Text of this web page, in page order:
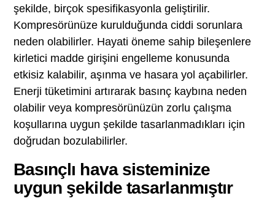
şekilde, birçok spesifikasyonla geliştirilir.
Kompresörünüze kurulduğunda ciddi sorunlara
neden olabilirler. Hayati öneme sahip bileşenlere
kirletici madde girişini engelleme konusunda
etkisiz kalabilir, aşınma ve hasara yol açabilirler.
Enerji tüketimini artırarak basınç kaybına neden
olabilir veya kompresörünüzün zorlu çalışma
koşullarına uygun şekilde tasarlanmadıkları için
doğrudan bozulabilirler.
Basınçlı hava sisteminize
uygun şekilde tasarlanmıştır